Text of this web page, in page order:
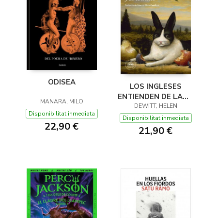
ODISEA
MANARA, MILO
Disponibilitat inmediata
22,90 €
LOS INGLESES
ENTIENDEN DE LANA
(Y OTROS TRUCOS)
DEWITT, HELEN
Disponibilitat inmediata
21,90 €